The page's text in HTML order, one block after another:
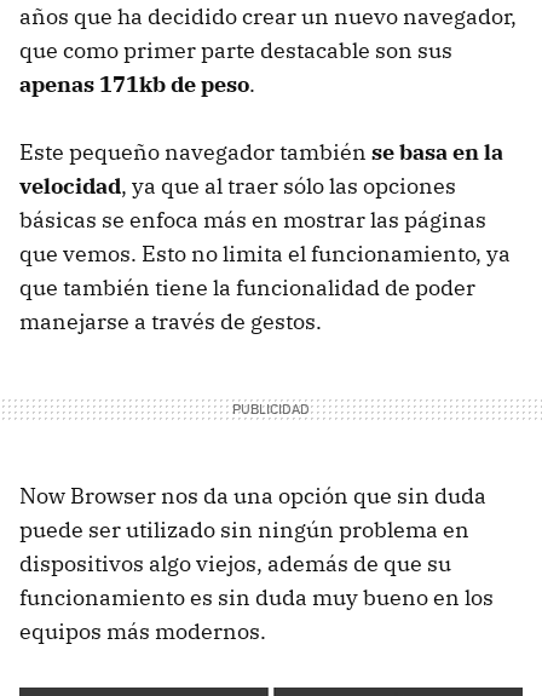
años que ha decidido crear un nuevo navegador,
que como primer parte destacable son sus
apenas 171kb de peso.
Este pequeño navegador también se basa en la
velocidad, ya que al traer sólo las opciones
básicas se enfoca más en mostrar las páginas
que vemos. Esto no limita el funcionamiento, ya
que también tiene la funcionalidad de poder
manejarse a través de gestos.
Now Browser nos da una opción que sin duda
puede ser utilizado sin ningún problema en
dispositivos algo viejos, además de que su
funcionamiento es sin duda muy bueno en los
equipos más modernos.